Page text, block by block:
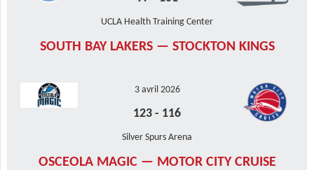
UCLA Health Training Center
SOUTH BAY LAKERS — STOCKTON KINGS
3 avril 2026
123 - 116
Silver Spurs Arena
OSCEOLA MAGIC — MOTOR CITY CRUISE